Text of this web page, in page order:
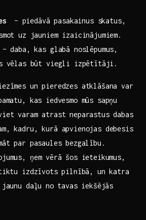
⁣ – piedāvā‌ pasakainus skatus,‌
uz jauniem izaicinājumiem.
daba, ‍kas glabā noslēpumus,
vēlas būt viegli izpētītāji.
un pieredzes atklāšana var
kas iedvesmo mūs sapņu
varam atrast neparastus dabas
kadru, kurā apvienojas debesis
par pasaules bezgalību.
ņem vērā šos⁣ ieteikumus,⁣
izdzīvots pilnībā,​ un⁢ katra
daļu no ⁣tavas iekšējās